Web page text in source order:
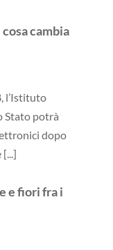
cambia
l’Istituto
Stato potrà
dopo
[...]
e fiori fra i